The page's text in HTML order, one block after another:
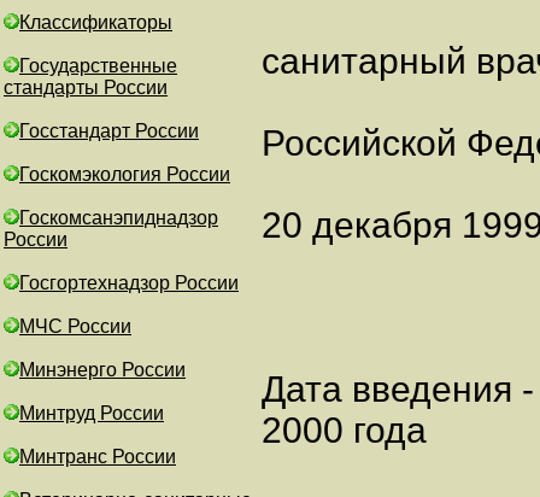
Классификаторы
Государственные
стандарты России
Госстандарт России
Госкомэкология России
Госкомсанэпиднадзор
России
Госгортехнадзор России
МЧС России
Минэнерго России
Минтруд России
Минтранс России
санитарный
Российской
20 декабря
Дата введения
2000 года